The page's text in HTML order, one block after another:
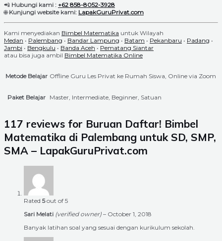
📲 Hubungi kami : +62 858-8052-3928
🌐Kunjungi website kami: LapakGuruPrivat.com
Kami menyediakan Bimbel Matematika untuk Wilayah
Medan • Palembang • Bandar Lampung • Batam • Pekanbaru • Padang •
Jambi • Bengkulu • Banda Aceh • Pematang Siantar
atau bisa juga ambil Bimbel Matematika Online
Metode Belajar Offline Guru Les Privat ke Rumah Siswa, Online via Zoom
Paket Belajar Master, Intermediate, Beginner, Satuan
117 reviews for Buruan Daftar! Bimbel
Matematika di Palembang untuk SD, SMP,
SMA – LapakGuruPrivat.com
Rated 5out of 5
Sari Melati (verified owner) – October 1, 2018
Banyak latihan soal yang sesuai dengan kurikulum sekolah.